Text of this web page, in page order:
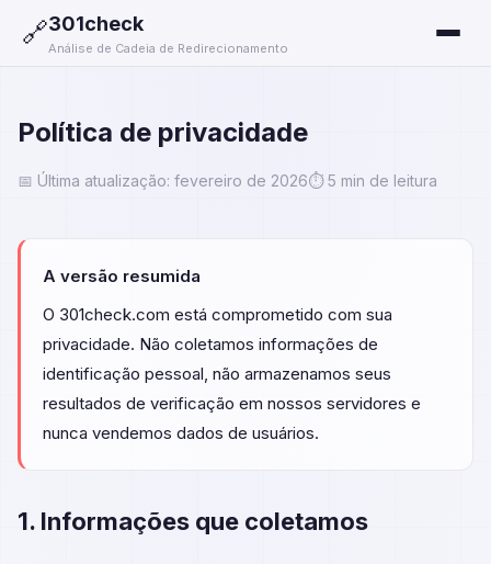
🔗301check
Análise de Cadeia de Redirecionamento
Política de privacidade
📅 Última atualização: fevereiro de 2026⏱️ 5 min de leitura
A versão resumida
O 301check.com está comprometido com sua
privacidade. Não coletamos informações de
identificação pessoal, não armazenamos seus
resultados de verificação em nossos servidores e
nunca vendemos dados de usuários.
1. Informações que coletamos